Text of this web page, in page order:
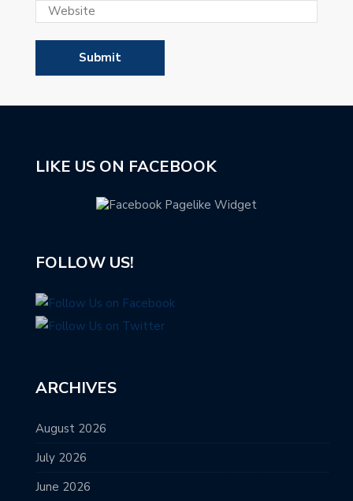
LIKE US ON FACEBOOK
FOLLOW US!
ARCHIVES
August 2026
July 2026
June 2026